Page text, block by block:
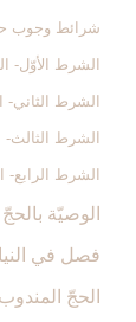
شرائط وجوب
الشرط الأوّل-
الشرط الثاني-
الشرط الثالث-
الشرط الرابع-
الوصيّة بالحجّ‏
فصل في
الحجّ المندوب‏